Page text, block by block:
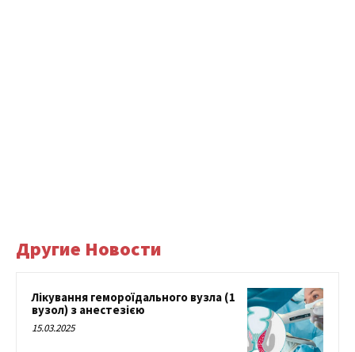
Другие Новости
Лікування гемороїдального вузла (1
вузол) з анестезією
15.03.2025